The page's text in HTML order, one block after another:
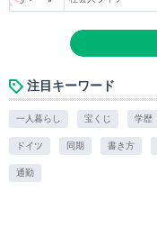
注目キーワード
一人暮らし 宝くじ 学歴
ドイツ 同期 書き方
通勤